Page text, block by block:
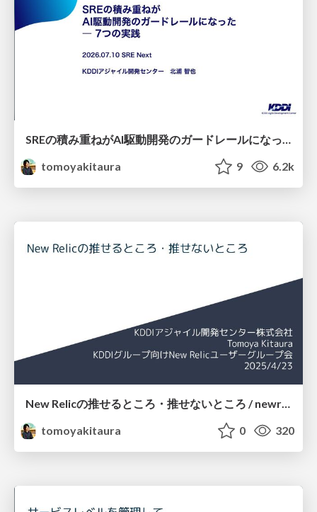
SREの積み重ねがAI駆動開発のガードレールになった ― 7つの実践/SRE Guardrails The 7
tomoyakitaura
9 6.2k
tomoyakitaura
0 320